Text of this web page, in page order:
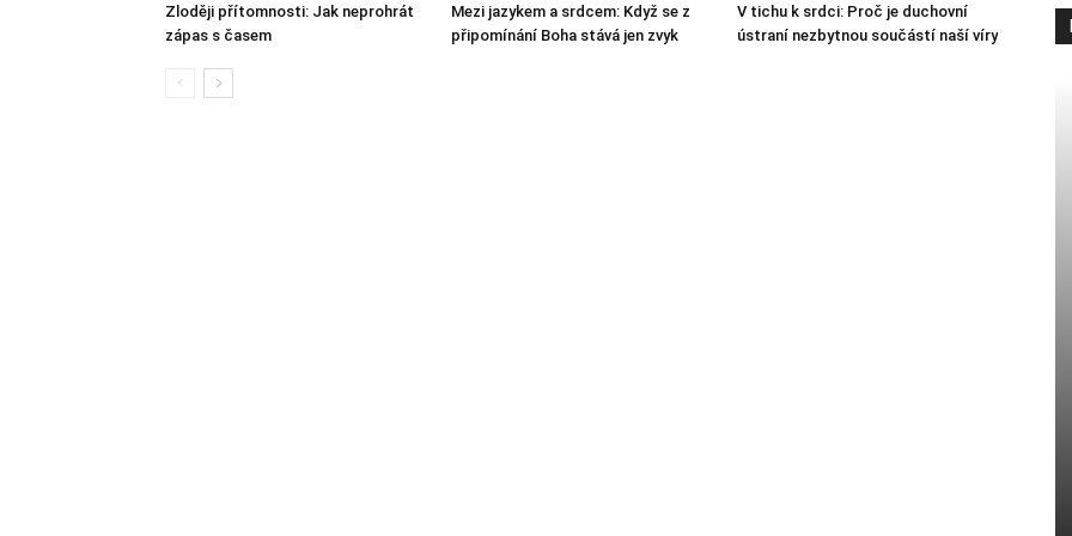
Zloději přítomnosti: Jak neprohrát
zápas s časem
Mezi jazykem a srdcem: Když se z
připomínání Boha stává jen zvyk
V tichu k srdci: Proč je duchovní
ústraní nezbytnou součástí naší víry